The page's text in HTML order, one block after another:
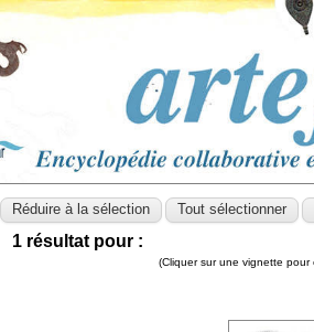
1 résultat pour :
(Cliquer sur une vignette